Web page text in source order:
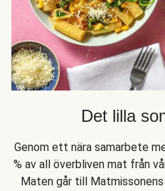
Det lilla
Genom ett nära samarbete
% av all överbliven mat från
Maten går till